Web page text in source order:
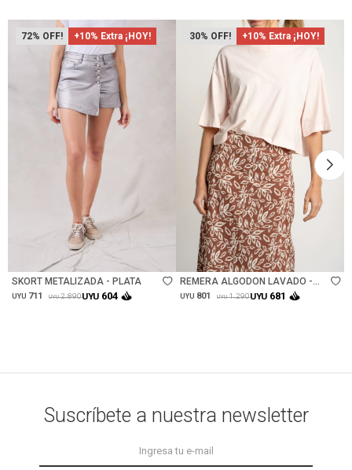
72 +10% Extra ¡HOY!
SKORT METALIZADA - PLATA
UYU 711 UYU 2.890UYU 604
30 +10% Extra ¡HOY!
Talle
REMERA ALGODON LAVADO -
ROSA
UYU 801 UYU 1.290UYU 681
Suscríbete a nuestra newsletter